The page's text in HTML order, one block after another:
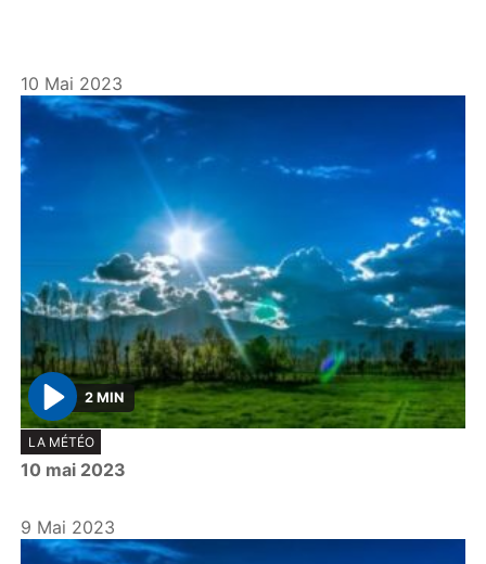
10 Mai 2023
P
l
a
2 MIN
LA MÉTÉO
10 mai 2023
9 Mai 2023